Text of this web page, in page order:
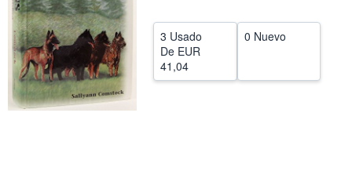
CERRAR
3 Usado
De EUR
41,04
0 Nuevo